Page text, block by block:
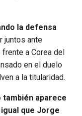
la defensa
juntos ante
a Corea del
en el duelo
a la titularidad.
también aparece
igual que Jorge